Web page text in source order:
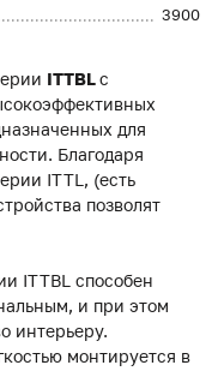
3900
ITTBLс
для
Благодаря
ITTL, (есть
позволят
ITTBL способен
и при этом
интерьеру.
монтируется в